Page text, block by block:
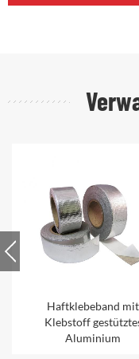
Haftklebeband mit
Klebstoff
Aluminium